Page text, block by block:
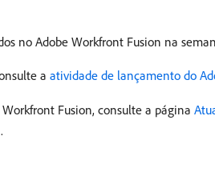
no Adobe Workfront Fusion na
a atividade de lançamento do
Fusion, consulte a página